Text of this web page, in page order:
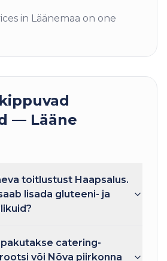
in Läänemaa on one
— Lääne
toitlustust Haapsalus.
lisada gluteeni- ja
pakutakse catering-
või Nõva piirkonna